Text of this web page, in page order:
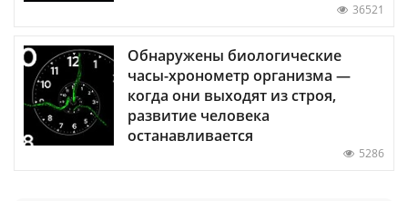
36521
Обнаружены биологические
часы-хронометр организма —
когда они выходят из строя,
развитие человека
останавливается
5286